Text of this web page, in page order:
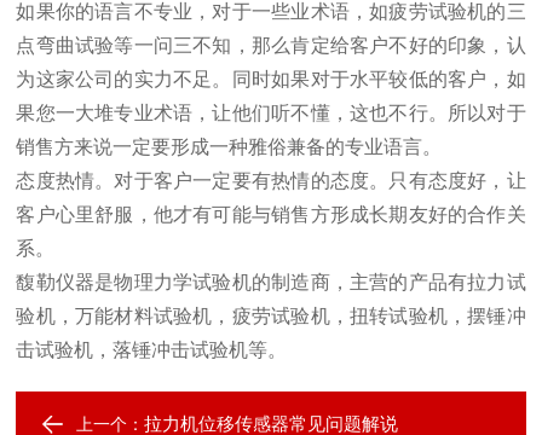
如果你的语言不专业，对于一些业术语，如疲劳试验机的三
点弯曲试验等一问三不知，那么肯定给客户不好的印象，认
为这家公司的实力不足。同时如果对于水平较低的客户，如
果您一大堆专业术语，让他们听不懂，这也不行。所以对于
销售方来说一定要形成一种雅俗兼备的专业语言。
态度热情。对于客户一定要有热情的态度。只有态度好，让
客户心里舒服，他才有可能与销售方形成长期友好的合作关
系。
馥勒仪器是物理力学试验机的制造商，主营的产品有拉力试
验机，万能材料试验机，疲劳试验机， 扭转试验机，摆锤冲
击试验机 ，落锤冲击试验机等。
上一个：拉力机位移传感器常见问题解说